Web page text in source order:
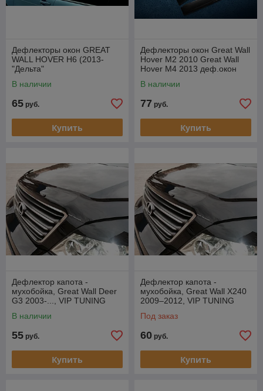
Дефлекторы окон GREAT
WALL HOVER H6 (2013-
"Дельта"
В наличии
65 руб.
Купить
Дефлекторы окон Great Wall
Hover M2 2010 Great Wall
Hover M4 2013 деф.окон
В наличии
77 руб.
Купить
Дефлектор капота -
мухобойка, Great Wall Deer
G3 2003-..., VIP TUNING
В наличии
55 руб.
Купить
Дефлектор капота -
мухобойка, Great Wall X240
2009–2012, VIP TUNING
Под заказ
60 руб.
Купить